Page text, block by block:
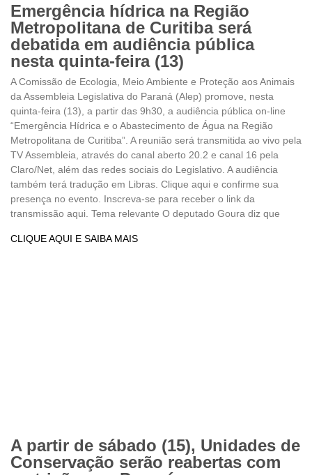
Emergência hídrica na Região
Metropolitana de Curitiba será
debatida em audiência pública
nesta quinta-feira (13)
A Comissão de Ecologia, Meio Ambiente e Proteção aos Animais
da Assembleia Legislativa do Paraná (Alep) promove, nesta
quinta-feira (13), a partir das 9h30, a audiência pública on-line
“Emergência Hídrica e o Abastecimento de Água na Região
Metropolitana de Curitiba”. A reunião será transmitida ao vivo pela
TV Assembleia, através do canal aberto 20.2 e canal 16 pela
Claro/Net, além das redes sociais do Legislativo. A audiência
também terá tradução em Libras. Clique aqui e confirme sua
presença no evento. Inscreva-se para receber o link da
transmissão aqui. Tema relevante O deputado Goura diz que
CLIQUE AQUI E SAIBA MAIS
A partir de sábado (15), Unidades de
Conservação serão reabertas com